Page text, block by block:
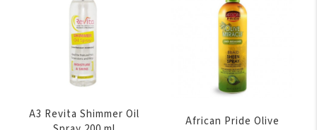
A3 Revita Shimmer Oil
African Pride Olive